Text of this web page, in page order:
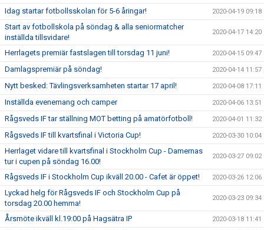
Idag startar fotbollsskolan för 5-6 åringar! 2020-04-19 09:18
Start av fotbollskola på söndag & alla seniormatcher
inställda tillsvidare!
2020-04-17 14:20
Herrlagets premiär fastslagen till torsdag 11 juni! 2020-04-15 09:47
Damlagspremiär på söndag! 2020-04-14 11:57
Nytt besked: Tävlingsverksamheten startar 17 april! 2020-04-08 17:11
Inställda evenemang och camper 2020-04-06 13:51
Rågsveds IF tar ställning MOT betting på amatörfotboll! 2020-04-01 11:32
Rågsveds IF till kvartsfinal i Victoria Cup! 2020-03-30 10:04
Herrlaget vidare till kvartsfinal i Stockholm Cup - Damernas
tur i cupen på söndag 16.00!
2020-03-27 09:02
Rågsveds IF i Stockholm Cup ikväll 20.00 - Cafet är öppet! 2020-03-26 12:06
Lyckad helg för Rågsveds IF och Stockholm Cup på
torsdag 20.00 hemma!
2020-03-23 09:34
Årsmöte ikväll kl.19:00 på Hagsätra IP 2020-03-18 11:41